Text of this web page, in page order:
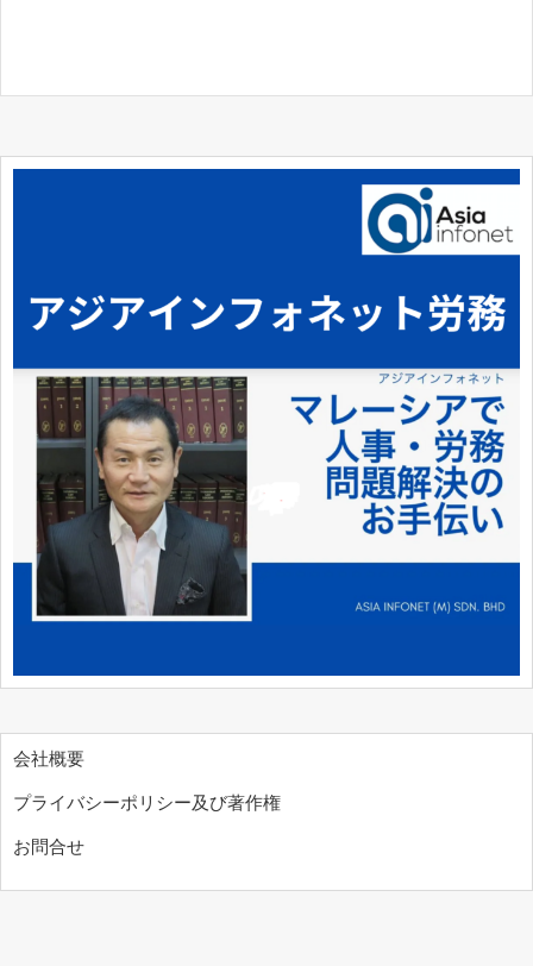
会社概要
プライバシーポリシー及び著作権
お問合せ